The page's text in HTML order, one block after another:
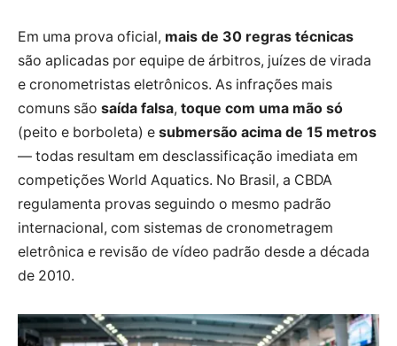
Em uma prova oficial, mais de 30 regras técnicas
são aplicadas por equipe de árbitros, juízes de virada
e cronometristas eletrônicos. As infrações mais
comuns são saída falsa, toque com uma mão só
(peito e borboleta) e submersão acima de 15 metros
— todas resultam em desclassificação imediata em
competições World Aquatics. No Brasil, a CBDA
regulamenta provas seguindo o mesmo padrão
internacional, com sistemas de cronometragem
eletrônica e revisão de vídeo padrão desde a década
de 2010.